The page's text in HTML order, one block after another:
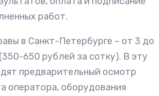
работ.
в Санкт-Петербурге – от 3 до
650 рублей за сотку). В эту
предварительный осмотр
оператора, оборудования